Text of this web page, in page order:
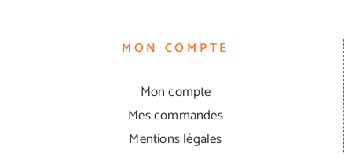
MON COMPTE
Mon compte
Mes commandes
Mentions légales